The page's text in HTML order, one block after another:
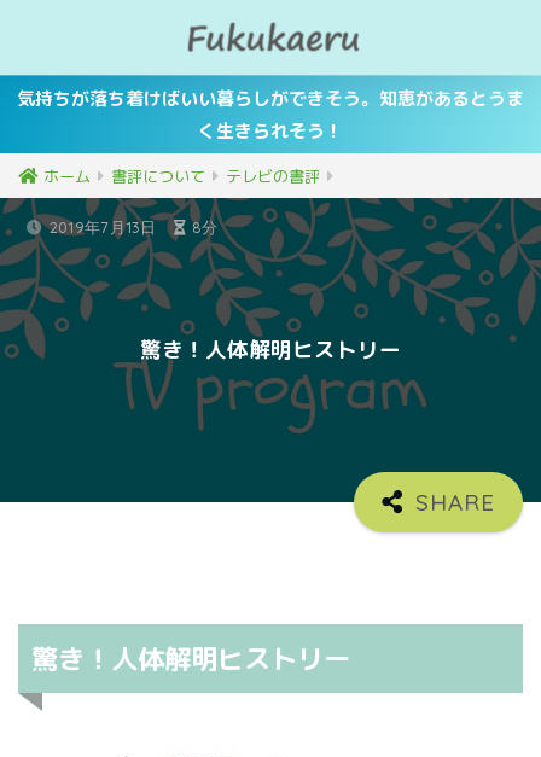
気持ちが落ち着けばいい暮らしができそう。知恵があるとうま
く生きられそう！
ホーム 書評について テレビの書評
驚き！人体解明ヒストリー
2019年7月13日 8分
驚き！人体解明ヒストリー